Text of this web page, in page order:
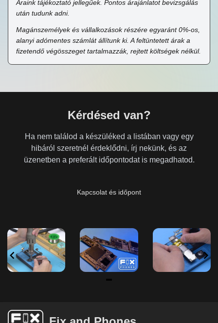
Áraink tájékoztató jellegűek. Pontos árajánlatot bevizsgálás
után tudunk adni.
Magánszemélyek és vállalkozások részére egyaránt 0%-os,
alanyi adómentes számlát állítunk ki. A feltüntetett árak a
fizetendő végösszeget tartalmazzák, rejtett költségek nélkül.
Kérdésed van?
Ha nem találod a készüléked a listában vagy egy
hibáról szeretnél érdeklődni, írj nekünk, és az
üzenetben a preferált időpontodat is megadhatod.
Kapcsolat és időpont